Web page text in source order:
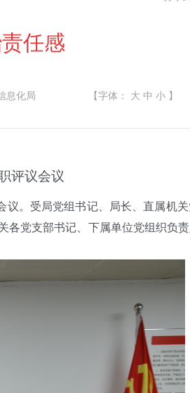
任感
息化局 【字体： 大 中 小 】
评议会议
。受局党组书记、局长、直属机
各党支部书记、下属单位党组织负